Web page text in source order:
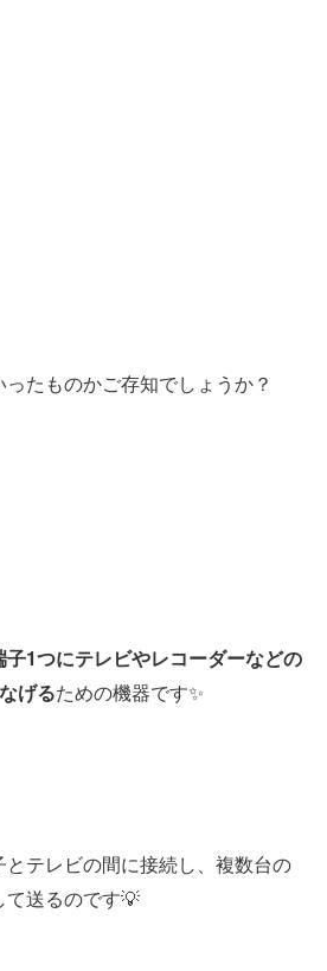
たものかご存知でしょうか？
子1つにテレビやレコーダーなどの
げるための機器です✨
テレビの間に接続し、複数台の
送るのです💡